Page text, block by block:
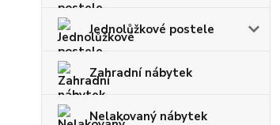
Jednolůžkové postele
Zahradní nábytek
Nelakovaný nábytek